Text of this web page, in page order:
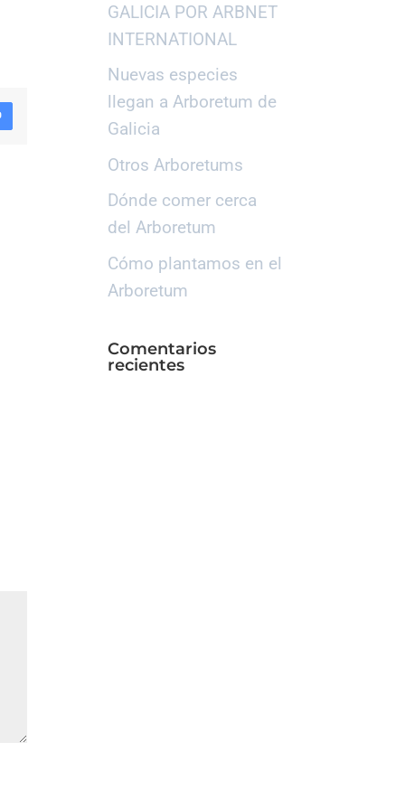
GALICIA POR ARBNET
INTERNATIONAL
Nuevas especies
llegan a Arboretum de
Galicia
Otros Arboretums
Dónde comer cerca
del Arboretum
Cómo plantamos en el
Arboretum
Comentarios
recientes